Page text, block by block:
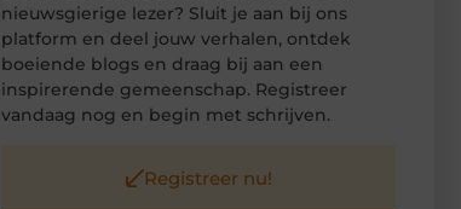
nieuwsgierige lezer? Sluit je aan bij ons
platform en deel jouw verhalen, ontdek
boeiende blogs en draag bij aan een
inspirerende gemeenschap. Registreer
vandaag nog en begin met schrijven.
Registreer nu!